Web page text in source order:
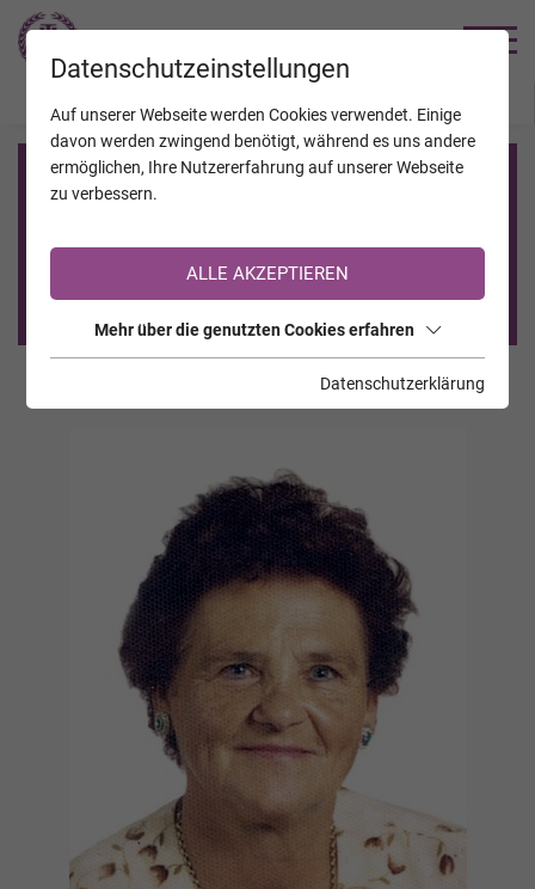
Registrierung auf TrauerHilfe.it
Sie sind noch nicht auf TrauerHilfe.it registriert?
>> zur kostenlosen Registrierung <<
Datenschutzeinstellungen
Auf unserer Webseite werden Cookies verwendet. Einige
davon werden zwingend benötigt, während es uns andere
ermöglichen, Ihre Nutzererfahrung auf unserer Webseite
zu verbessern.
ALLE AKZEPTIEREN
Mehr über die genutzten Cookies erfahren
Datenschutzerklärung
JAHRESTAGE KALENDER VERSTORBENE